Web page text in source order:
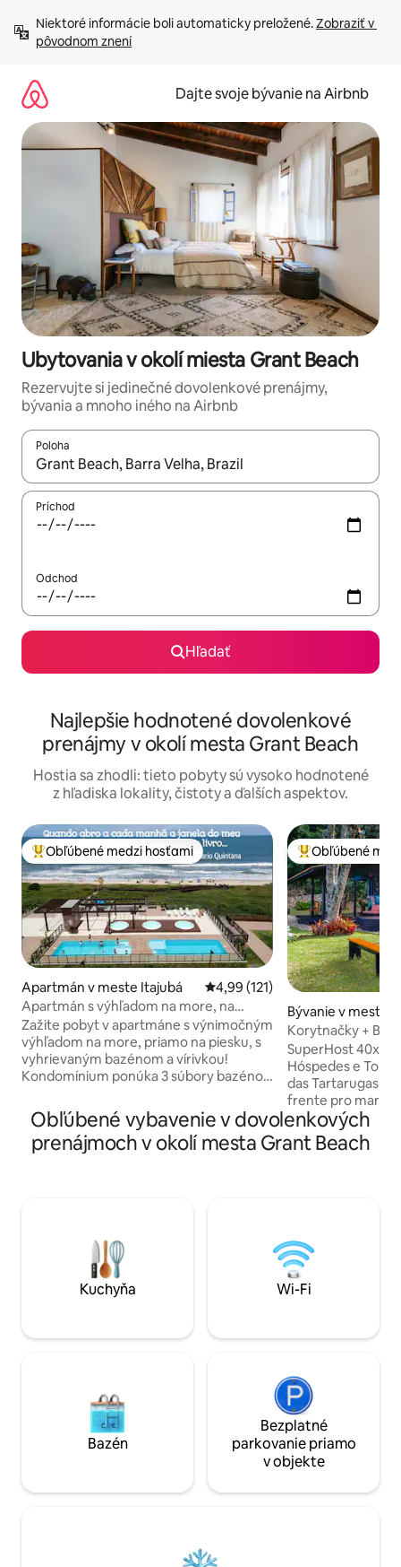
obsah.
Niektoré informácie boli automaticky preložené. Zobraziť v
pôvodnom znení
Dajte svoje bývanie na Airbnb
Ubytovania v okolí miesta Grant Beach
Rezervujte si jedinečné dovolenkové prenájmy,
bývania a mnoho iného na Airbnb
Poloha
Keď budú výsledky k dispozícii, môžete si ich prechádzať
Príchod
Odchod
Hľadať
Najlepšie hodnotené dovolenkové
prenájmy v okolí mesta Grant Beach
Hostia sa zhodli: tieto pobyty sú vysoko hodnotené
z hľadiska lokality, čistoty a ďalších aspektov.
Najobľúbenejšie medzi hosťami
Obľúbené medzi hosťami
Apartmán v meste Itajubá Priemerné ohodnotenie 4,99 z
4,99 (121)
Apartmán s výhľadom na more, na
piesočnú pláž a vyhrievaný bazén!
Zažite pobyt v apartmáne s výnimočným
výhľadom na more, priamo na piesku, s
vyhrievaným bazénom a vírivkou!
Kondomínium ponúka 3 súbory bazénov,
ihrisko, knižnicu hračiek, 4 detské ihriská,
3 zenové priestory, turistické chodníky,
priestor pre domáce zvieratá, ihrisko na
práčovňou, zmrzlinárňou a mnohým
Najobľúbenejšie
Obľúbené
Bývanie v meste
Korytnačky +
Pôr do Sol®
SuperHost 40x
Hóspedes e Top 10%. Em pleno
das Tartarugas
frente pro mar, pôr
minutos do Beto
novo, quente e frio. Vista
mar, barcos,
progressivo de
diárias (tarifa
Obľúbené vybavenie v dovolenkových
prenájmoch v okolí mesta Grant Beach
Kuchyňa Wi-Fi
Bazén
Bezplatné
parkovanie priamo
v objekte